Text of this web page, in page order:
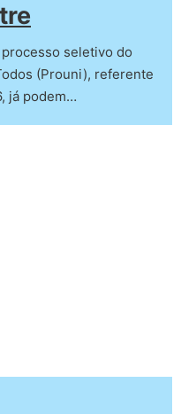
seletivo do
(Prouni), referente
já podem…